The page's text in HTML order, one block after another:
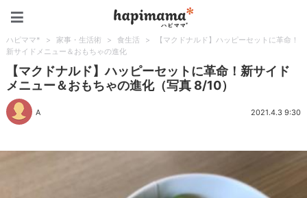
ハピママ* > 家事・生活術 > 食生活 >
【マクドナルド】ハッピーセットに革命！
新サイドメニュー＆おもちゃの進化
【マクドナルド】ハッピーセットに革命！新サイド
メニュー＆おもちゃの進化（写真 8/10）
A 2021.4.3 9:30